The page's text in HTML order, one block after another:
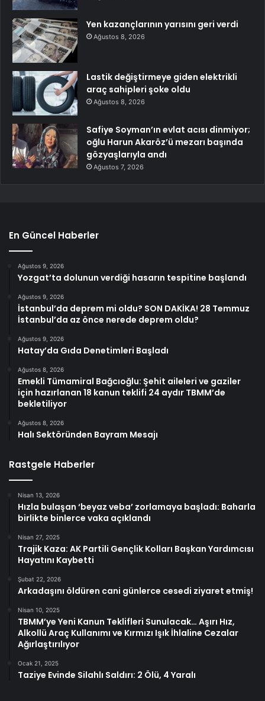
Yen kazançlarının yarısını geri verdi
Ağustos 8, 2026
Lastik değiştirmeye giden elektrikli
araç sahipleri şoke oldu
Ağustos 8, 2026
Safiye Soyman’ın evlat acısı dinmiyor;
oğlu Harun Akaröz’ü mezarı başında
gözyaşlarıyla andı
Ağustos 7, 2026
En Güncel Haberler
Ağustos 9, 2026
Yozgat’ta dolunun verdiği hasarın tespitine başlandı
Ağustos 9, 2026
İstanbul’da deprem mi oldu? SON DAKİKA! 28 Temmuz
İstanbul’da az önce nerede deprem oldu?
Ağustos 9, 2026
Hatay’da Gıda Denetimleri Başladı
Ağustos 8, 2026
Emekli Tümamiral Bağcıoğlu: Şehit aileleri ve gaziler
için hazırlanan 18 kanun teklifi 24 aydır TBMM’de
bekletiliyor
Ağustos 8, 2026
Halı Sektöründen Bayram Mesajı
Rastgele Haberler
Nisan 13, 2026
Hızla bulaşan ‘beyaz veba’ zorlamaya başladı: Baharla
birlikte binlerce vaka açıklandı
Nisan 27, 2025
Trajik Kaza: AK Partili Gençlik Kolları Başkan Yardımcısı
Hayatını Kaybetti
Şubat 22, 2026
Arkadaşını öldüren cani günlerce cesedi ziyaret etmiş!
Nisan 10, 2025
TBMM’ye Yeni Kanun Teklifleri Sunulacak… Aşırı Hız,
Alkollü Araç Kullanımı ve Kırmızı Işık İhlaline Cezalar
Ağırlaştırılıyor
Ocak 21, 2025
Taziye Evinde Silahlı Saldırı: 2 Ölü, 4 Yaralı